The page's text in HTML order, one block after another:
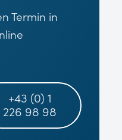
Termin in
+43 (0) 1
226 98 98